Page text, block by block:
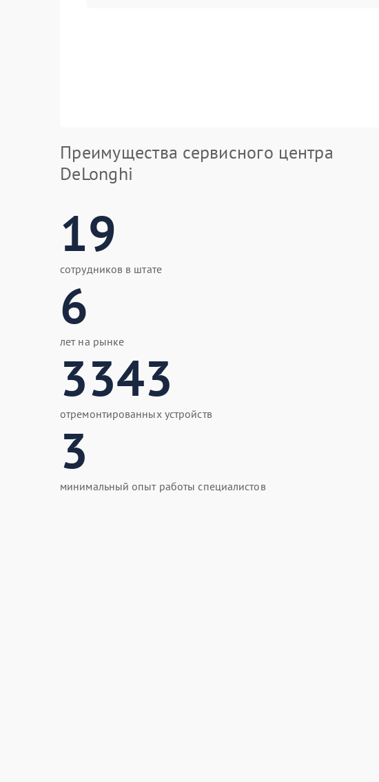
Преимущества сервисного центра
DeLonghi
19
сотрудников в штате
6
лет на рынке
3343
отремонтированных устройств
3
минимальный опыт работы специалистов